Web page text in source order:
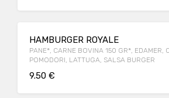
HAMBURGER ROYALE
PANE*, CARNE BOVINA 150 GR*, EDAMER,
POMODORI, LATTUGA, SALSA BURGER
9.50 €